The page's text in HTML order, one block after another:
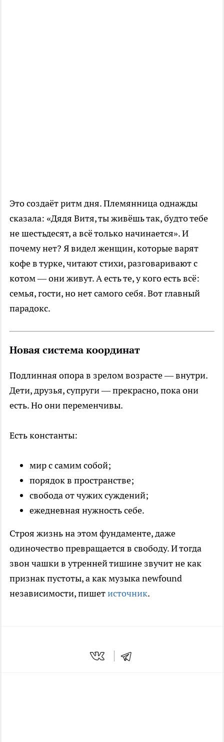
Это создаёт ритм дня. Племянница однажды
сказала: «Дядя Витя, ты живёшь так, будто тебе
не шестьдесят, а всё только начинается». И
почему нет? Я видел женщин, которые варят
кофе в турке, читают стихи, разговаривают с
котом — они живут. А есть те, у кого есть всё:
семья, гости, но нет самого себя. Вот главный
парадокс.
Новая система координат
Подлинная опора в зрелом возрасте — внутри.
Дети, друзья, супруги — прекрасно, пока они
есть. Но они переменчивы.
Есть константы:
мир с самим собой;
порядок в пространстве;
свобода от чужих суждений;
ежедневная нужность себе.
Строя жизнь на этом фундаменте, даже
одиночество превращается в свободу. И тогда
звон чашки в утренней тишине звучит не как
признак пустоты, а как музыка newfound
независимости, пишетисточник.